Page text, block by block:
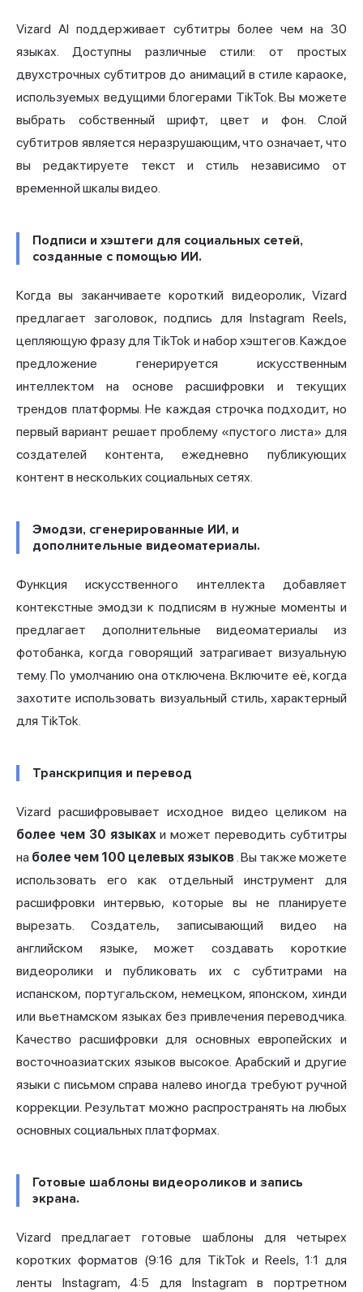
Vizard AI поддерживает субтитры более чем на 30
языках. Доступны различные стили: от простых
двухстрочных субтитров до анимаций в стиле караоке,
используемых ведущими блогерами TikTok. Вы можете
выбрать собственный шрифт, цвет и фон. Слой
субтитров является неразрушающим, что означает, что
вы редактируете текст и стиль независимо от
временной шкалы видео.
Подписи и хэштеги для социальных сетей,
созданные с помощью ИИ.
Когда вы заканчиваете короткий видеоролик, Vizard
предлагает заголовок, подпись для Instagram Reels,
цепляющую фразу для TikTok и набор хэштегов. Каждое
предложение генерируется искусственным
интеллектом на основе расшифровки и текущих
трендов платформы. Не каждая строчка подходит, но
первый вариант решает проблему «пустого листа» для
создателей контента, ежедневно публикующих
контент в нескольких социальных сетях.
Эмодзи, сгенерированные ИИ, и
дополнительные видеоматериалы.
Функция искусственного интеллекта добавляет
контекстные эмодзи к подписям в нужные моменты и
предлагает дополнительные видеоматериалы из
фотобанка, когда говорящий затрагивает визуальную
тему. По умолчанию она отключена. Включите её, когда
захотите использовать визуальный стиль, характерный
для TikTok.
Транскрипция и перевод
Vizard расшифровывает исходное видео целиком на
более чем 30 языкахи может переводить субтитры
на более чем 100 целевых языков. Вы также можете
использовать его как отдельный инструмент для
расшифровки интервью, которые вы не планируете
вырезать. Создатель, записывающий видео на
английском языке, может создавать короткие
видеоролики и публиковать их с субтитрами на
испанском, португальском, немецком, японском, хинди
или вьетнамском языках без привлечения переводчика.
Качество расшифровки для основных европейских и
восточноазиатских языков высокое. Арабский и другие
языки с письмом справа налево иногда требуют ручной
коррекции. Результат можно распространять на любых
основных социальных платформах.
Готовые шаблоны видеороликов и запись
экрана.
Vizard предлагает готовые шаблоны для четырех
коротких форматов (9:16 для TikTok и Reels, 1:1 для
ленты Instagram, 4:5 для Instagram в портретном